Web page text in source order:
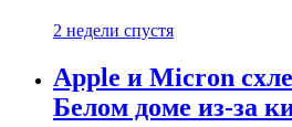
2 недели спустя
Apple и Micron
Белом доме из-за